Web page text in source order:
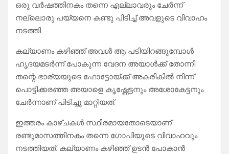
ഒരു വർഷത്തിനകം തന്നെ എല്ലാവരും ചേർന്ന്
നല്ലൊരു പയ്യനെ കണ്ടു പിടിച്ച് അവളുടെ വിവാഹം
നടത്തി.
കല്യാണം കഴിഞ്ഞ് അവൾ ആ പടിയിറങ്ങുമ്പോൾ
ഹൃദയമടർന്ന് പോകുന്ന വേദന അയാൾക്ക് തോന്നി.
തന്റെ ഭാര്യയുടെ ഫോട്ടോയ്ക്ക് അകരികിൽ നിന്ന്
പൊട്ടിക്കരഞ്ഞ അയാളെ കൃഷ്ണേട്ടനും അശോകേട്ടനും
ചേർന്നാണ് പിടിച്ചു മാറ്റിയത്.
ഇത്തരം കാഴ്ചകൾ സ്ഥിരമായതോടെയാണ്
രണ്ടുമാസത്തിനകം തന്നെ ഗോപിയുടെ വിവാഹവും
നടത്തിയത്. കല്യാണം കഴിഞ്ഞ് ഉടൻ പോകാൻ